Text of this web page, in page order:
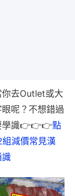
你去Outlet或大
呢？不想錯過
學識👉👉👉點
減價常見漢
識